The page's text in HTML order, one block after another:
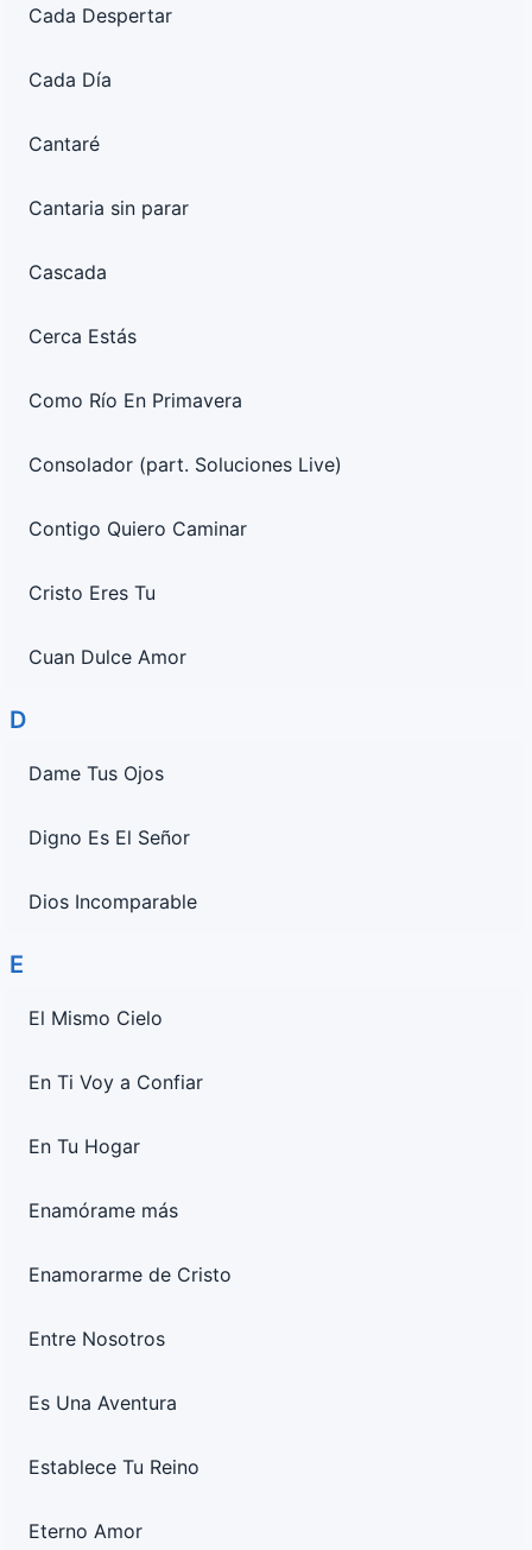
Cada Despertar
Cada Día
Cantaré
Cantaria sin parar
Cascada
Cerca Estás
Como Río En Primavera
Consolador (part. Soluciones Live)
Contigo Quiero Caminar
Cristo Eres Tu
Cuan Dulce Amor
D
Dame Tus Ojos
Digno Es El Señor
Dios Incomparable
E
El Mismo Cielo
En Ti Voy a Confiar
En Tu Hogar
Enamórame más
Enamorarme de Cristo
Entre Nosotros
Es Una Aventura
Establece Tu Reino
Eterno Amor